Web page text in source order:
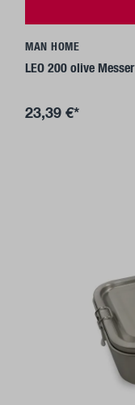
MAN HOME
LEO 200 olive Messer
23,39 €*